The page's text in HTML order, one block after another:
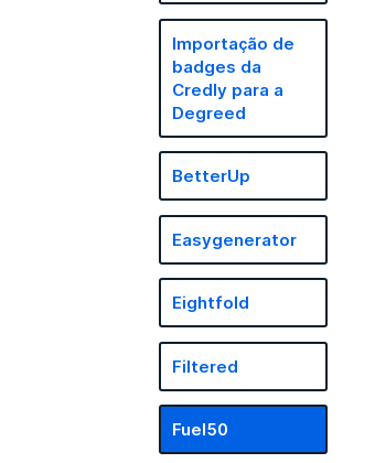
Importação de
badges da
Credly para a
Degreed
BetterUp
Easygenerator
Eightfold
Filtered
Fuel50